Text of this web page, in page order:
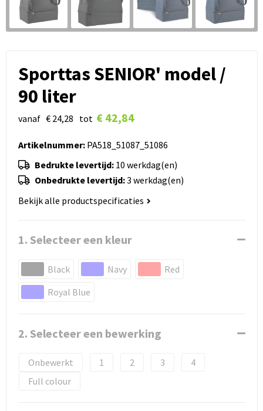
Sporttas SENIOR' model /
90 liter
vanaf € 24,28 tot € 42,84
Artikelnummer:PA518_51087_51086
Bedrukte levertijd: 10 werkdag(en)
Onbedrukte levertijd:3 werkdag(en)
Bekijk alle productspecificaties
1. Selecteer een kleur
Black Navy
Red
Royal Blue
2. Selecteer een bewerking
Onbewerkt 1 2 3
4
Full colour